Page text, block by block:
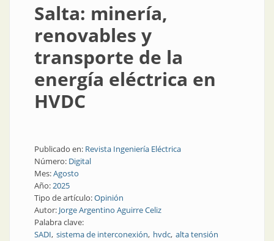
Salta: minería,
renovables y
transporte de la
energía eléctrica en
HVDC
Publicado en: Revista Ingeniería Eléctrica
Número: Digital
Mes:Agosto
Año:2025
Tipo de artículo:Opinión
Autor: Jorge Argentino Aguirre Celiz
Palabra clave:
SADI sistema de interconexión hvdc alta tensión